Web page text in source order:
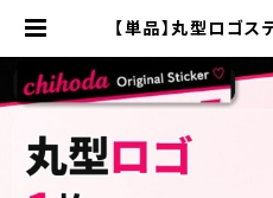
【単品】丸型ロゴ
P-C｜織田千穂
ップ